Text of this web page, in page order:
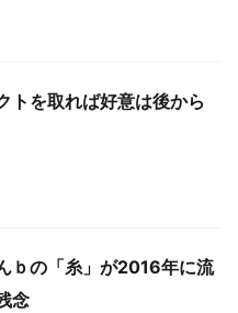
トを取れば好意は後から
ｂの「糸」が2016年に流
念